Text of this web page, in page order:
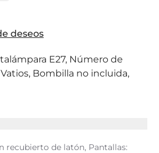
deseos
E27, Número de
Vatios, Bombilla no incluida,
recubierto de latón, Pantallas: